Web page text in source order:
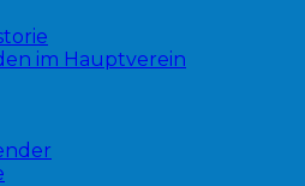
im Hauptverein